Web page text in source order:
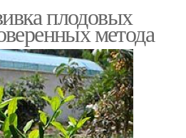
плодовых
метода